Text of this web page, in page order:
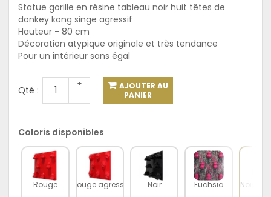
Statue gorille en résine tableau noir huit têtes de
donkey kong singe agressif
Hauteur - 80 cm
Décoration atypique originale et très tendance
Pour un intérieur sans égal
Qté :
+
-
AJOUTER AU
PANIER
Coloris disponibles
Rouge Rouge agressif Noir Fuchsia Noir